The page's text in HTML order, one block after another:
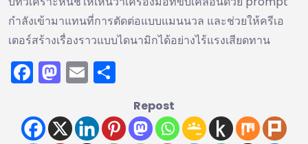
กำลังเข้ามาแทนที่การตัดต่อแบบแมนนวล และช่วยให้ครีเอ
เตอร์สร้างเรื่องราวแบบไดนามิกได้อย่างไร้แรงเสียดทาน
Facebook
Mastodon
Email
Repost